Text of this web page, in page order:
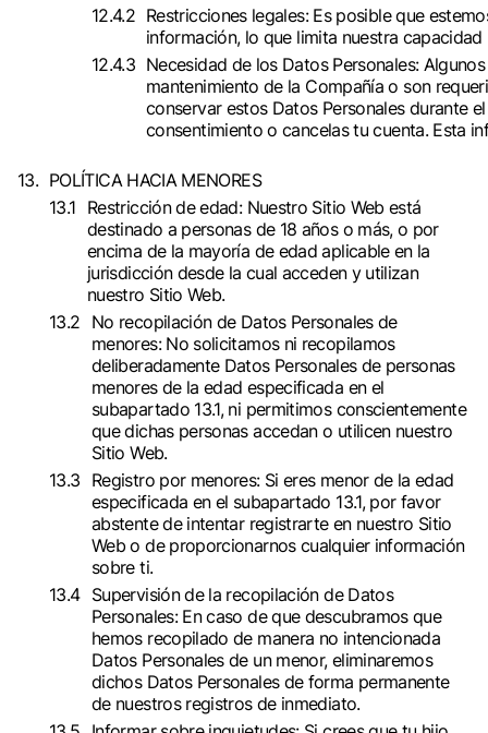
Restricciones legales: Es posible que
información, lo que limita nuestra
Necesidad de los Datos Personales:
mantenimiento de la Compañía o son
conservar estos Datos Personales durante
consentimiento o cancelas tu cuenta. Esta
POLÍTICA HACIA MENORES
Restricción de edad: Nuestro Sitio Web está
destinado a personas de 18 años o más, o por
encima de la mayoría de edad aplicable en la
jurisdicción desde la cual acceden y utilizan
nuestro Sitio Web.
No recopilación de Datos Personales de
menores: No solicitamos ni recopilamos
deliberadamente Datos Personales de personas
menores de la edad especificada en el
subapartado 13.1, ni permitimos conscientemente
que dichas personas accedan o utilicen nuestro
Sitio Web.
Registro por menores: Si eres menor de la edad
especificada en el subapartado 13.1, por favor
abstente de intentar registrarte en nuestro Sitio
Web o de proporcionarnos cualquier información
sobre ti.
Supervisión de la recopilación de Datos
Personales: En caso de que descubramos que
hemos recopilado de manera no intencionada
Datos Personales de un menor, eliminaremos
dichos Datos Personales de forma permanente
de nuestros registros de inmediato.